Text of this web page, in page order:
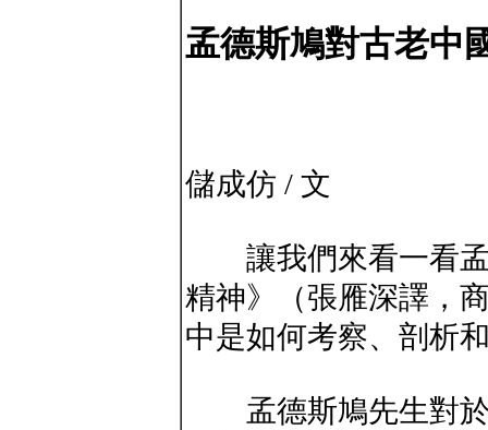
孟德斯鳩對古老中
儲成仿 / 文
讓我們來看一看孟
精神》（張雁深譯，
中是如何考察、剖析
孟德斯鳩先生對於